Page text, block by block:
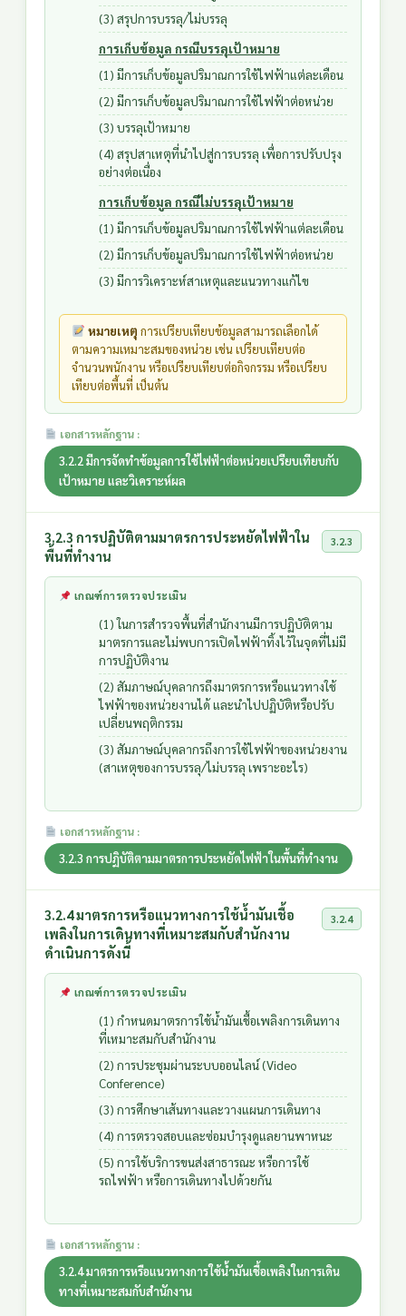
(3) สรุปการบรรลุ/ไม่บรรลุ
การเก็บข้อมูล กรณีบรรลุเป้าหมาย
(1) มีการเก็บข้อมูลปริมาณการใช้ไฟฟ้าแต่ละเดือน
(2) มีการเก็บข้อมูลปริมาณการใช้ไฟฟ้าต่อหน่วย
(3) บรรลุเป้าหมาย
(4) สรุปสาเหตุที่นำไปสู่การบรรลุ เพื่อการปรับปรุง
อย่างต่อเนื่อง
การเก็บข้อมูล กรณีไม่บรรลุเป้าหมาย
(1) มีการเก็บข้อมูลปริมาณการใช้ไฟฟ้าแต่ละเดือน
(2) มีการเก็บข้อมูลปริมาณการใช้ไฟฟ้าต่อหน่วย
(3) มีการวิเคราะห์สาเหตุและแนวทางแก้ไข
หมายเหตุ การเปรียบเทียบข้อมูลสามารถเลือกได้
ตามความเหมาะสมของหน่วย เช่น เปรียบเทียบต่อ
จำนวนพนักงาน หรือเปรียบเทียบต่อกิจกรรม หรือเปรียบ
เทียบต่อพื้นที่ เป็นต้น
เอกสารหลักฐาน :
3.2.2 มีการจัดทำข้อมูลการใช้ไฟฟ้าต่อหน่วยเปรียบเทียบกับ
เป้าหมาย และวิเคราะห์ผล
3.2.3 การปฏิบัติตามมาตรการประหยัดไฟฟ้าใน
พื้นที่ทำงาน
3.2.3
เกณฑ์การตรวจประเมิน
(1) ในการสำรวจพื้นที่สำนักงานมีการปฏิบัติตาม
มาตรการและไม่พบการเปิดไฟฟ้าทิ้งไว้ในจุดที่ไม่มี
การปฏิบัติงาน
(2) สัมภาษณ์บุคลากรถึงมาตรการหรือแนวทางใช้
ไฟฟ้าของหน่วยงานได้ และนำไปปฏิบัติหรือปรับ
เปลี่ยนพฤติกรรม
(3) สัมภาษณ์บุคลากรถึงการใช้ไฟฟ้าของหน่วยงาน
(สาเหตุของการบรรลุ/ไม่บรรลุ เพราะอะไร)
เอกสารหลักฐาน :
3.2.3 การปฏิบัติตามมาตรการประหยัดไฟฟ้าในพื้นที่ทำงาน
3.2.4 มาตรการหรือแนวทางการใช้น้ำมันเชื้อ
เพลิงในการเดินทางที่เหมาะสมกับสำนักงาน
ดำเนินการดังนี้
3.2.4
เกณฑ์การตรวจประเมิน
(1) กำหนดมาตรการใช้น้ำมันเชื้อเพลิงการเดินทาง
ที่เหมาะสมกับสำนักงาน
(2) การประชุมผ่านระบบออนไลน์ (Video
Conference)
(3) การศึกษาเส้นทางและวางแผนการเดินทาง
(4) การตรวจสอบและซ่อมบำรุงดูแลยานพาหนะ
(5) การใช้บริการขนส่งสาธารณะ หรือการใช้
รถไฟฟ้า หรือการเดินทางไปด้วยกัน
เอกสารหลักฐาน :
3.2.4 มาตรการหรือแนวทางการใช้น้ำมันเชื้อเพลิงในการเดิน
ทางที่เหมาะสมกับสำนักงาน